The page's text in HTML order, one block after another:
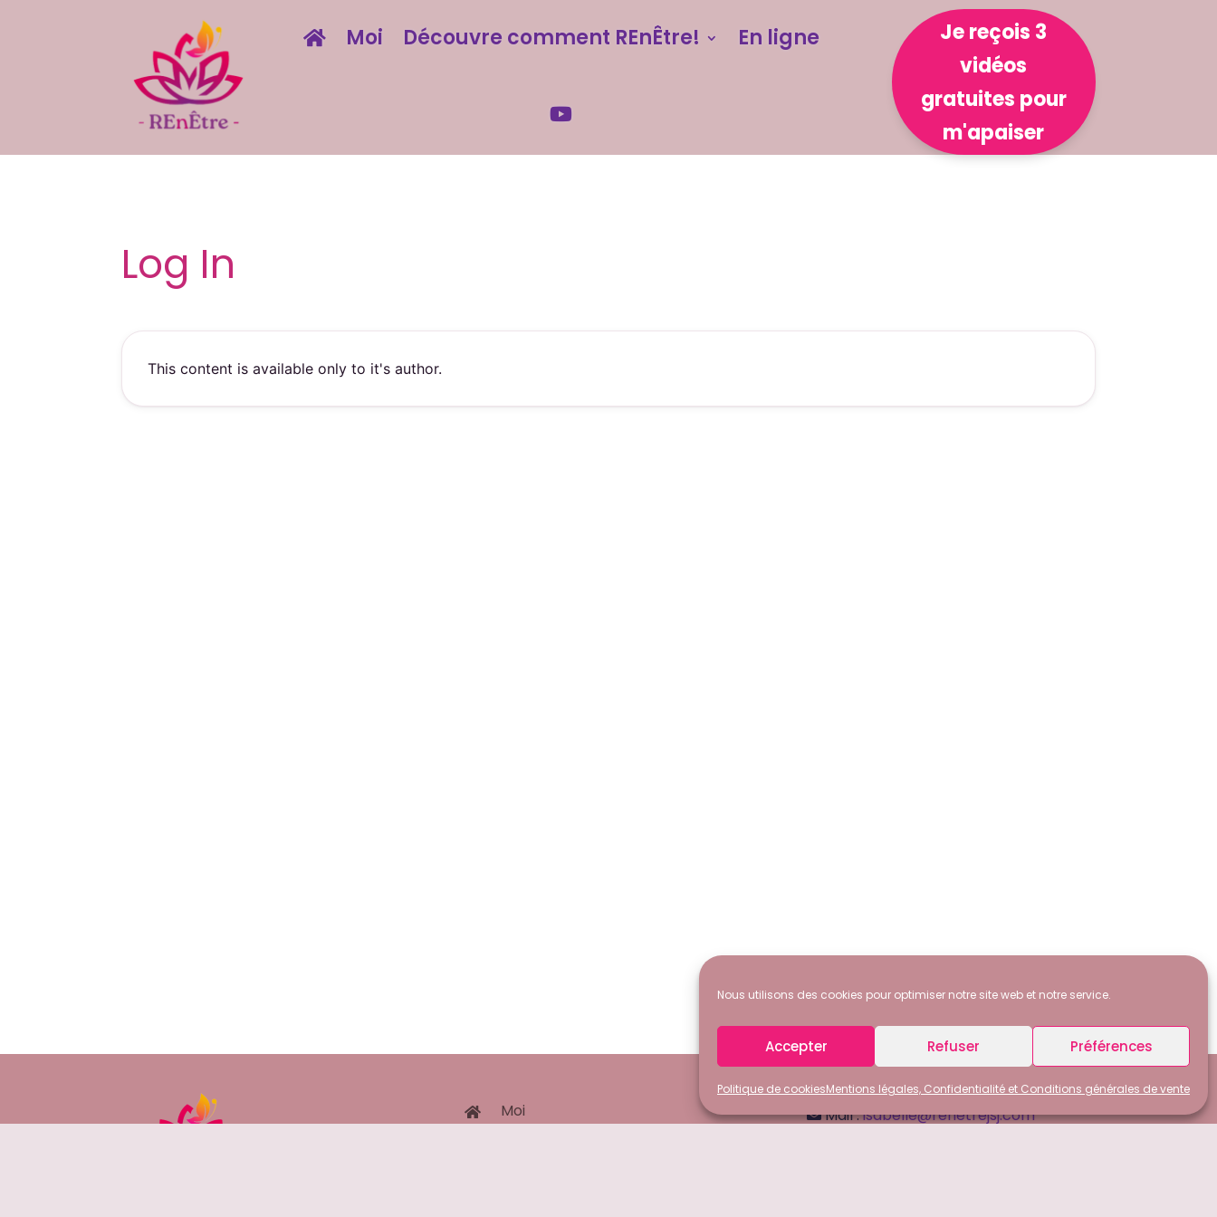
Nous utilisons des cookies pour optimiser notre site web et notre service.
Accepter Refuser Préférences
Politique de cookiesMentions légales, Confidentialité et Conditions générales de vente
Moi Découvre comment REnÊtre! En ligne
Je reçois 3
vidéos
gratuites pour
m'apaiser
Log In
This content is available only to it's author.
Moi
Mail :isabelle@renetrejsj.com